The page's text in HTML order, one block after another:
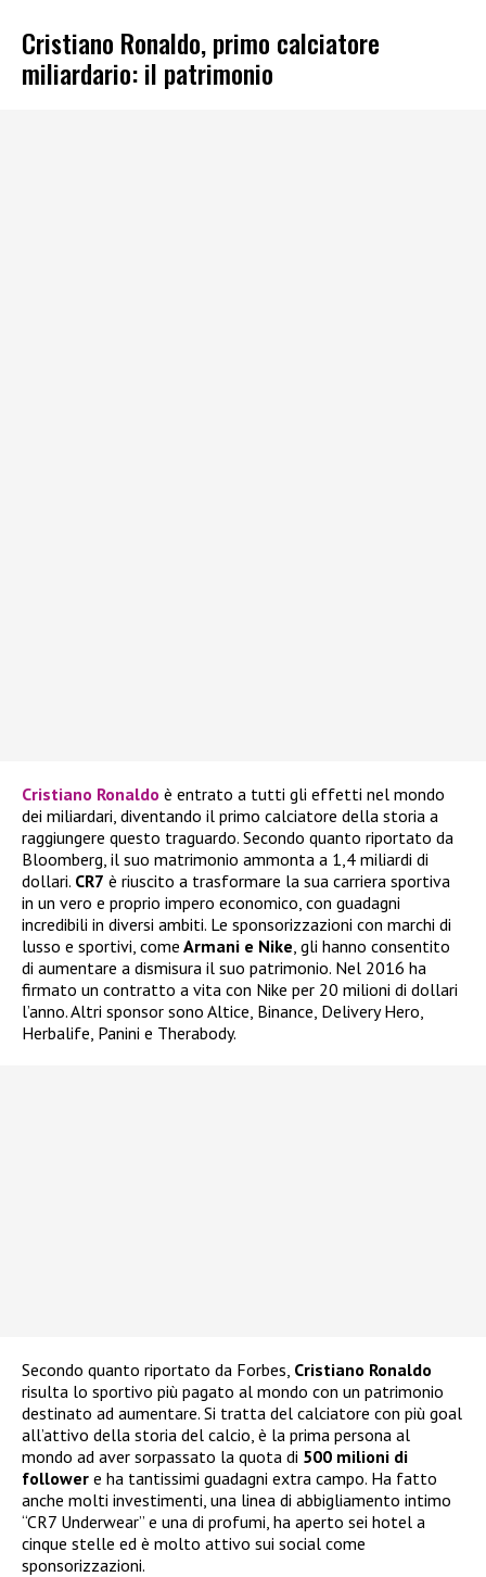
Cristiano Ronaldo, primo calciatore
miliardario: il patrimonio
Cristiano Ronaldo è entrato a tutti gli effetti nel mondo
dei miliardari, diventando il primo calciatore della storia a
raggiungere questo traguardo. Secondo quanto riportato da
Bloomberg, il suo matrimonio ammonta a 1,4 miliardi di
dollari. CR7 è riuscito a trasformare la sua carriera sportiva
in un vero e proprio impero economico, con guadagni
incredibili in diversi ambiti. Le sponsorizzazioni con marchi di
lusso e sportivi, come Armani e Nike , gli hanno consentito
di aumentare a dismisura il suo patrimonio. Nel 2016 ha
firmato un contratto a vita con Nike per 20 milioni di dollari
l’anno. Altri sponsor sono Altice, Binance, Delivery Hero,
Herbalife, Panini e Therabody.
Secondo quanto riportato da Forbes, Cristiano Ronaldo
risulta lo sportivo più pagato al mondo con un patrimonio
destinato ad aumentare. Si tratta del calciatore con più goal
all’attivo della storia del calcio, è la prima persona al
mondo ad aver sorpassato la quota di 500 milioni di
follower e ha tantissimi guadagni extra campo. Ha fatto
anche molti investimenti, una linea di abbigliamento intimo
“CR7 Underwear” e una di profumi, ha aperto sei hotel a
cinque stelle ed è molto attivo sui social come
sponsorizzazioni.